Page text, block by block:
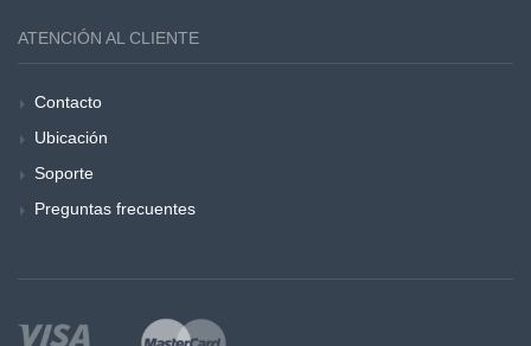
ATENCIÓN AL CLIENTE
Contacto
Ubicación
Soporte
Preguntas frecuentes